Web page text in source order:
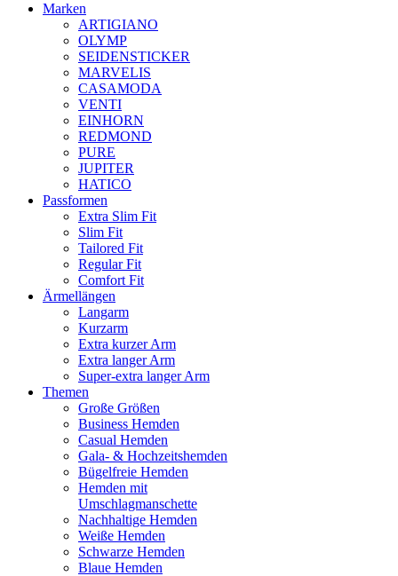
Marken
ARTIGIANO
OLYMP
SEIDENSTICKER
MARVELIS
CASAMODA
VENTI
EINHORN
REDMOND
PURE
JUPITER
HATICO
Passformen
Extra Slim Fit
Slim Fit
Tailored Fit
Regular Fit
Comfort Fit
Ärmellängen
Langarm
Kurzarm
Extra kurzer Arm
Extra langer Arm
Super-extra langer Arm
Themen
Große Größen
Business Hemden
Casual Hemden
Gala- & Hochzeitshemden
Bügelfreie Hemden
Hemden mit
Umschlagmanschette
Nachhaltige Hemden
Weiße Hemden
Schwarze Hemden
Blaue Hemden